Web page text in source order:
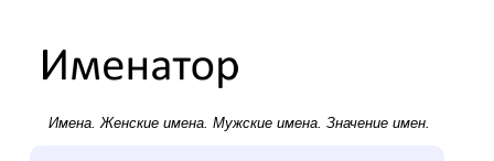
Имена.Женские имена. Мужские имена. Значение имен.